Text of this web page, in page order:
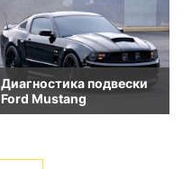
Диагностика подвески
Ford Mustang